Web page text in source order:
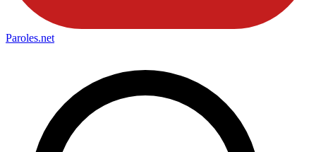
Paroles.net